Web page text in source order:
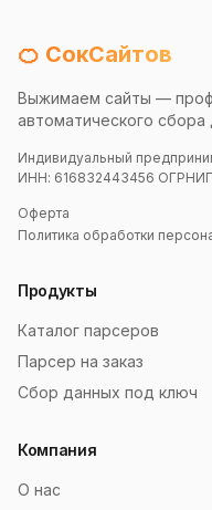
🍊 СокСайтов
Выжимаем сайты —
автоматического сбора
Индивидуальный
ИНН: 616832443456
Оферта
Политика обработки
Продукты
Каталог парсеров
Парсер на заказ
Сбор данных под ключ
Компания
О нас